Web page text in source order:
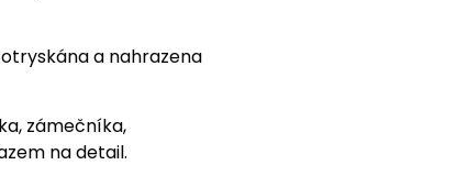
a nahrazena
zámečníka,
na detail.